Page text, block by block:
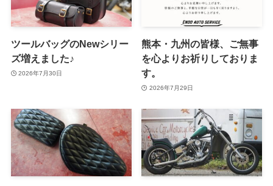
ツールバッグのNewシリー
ズ増えました♪
2026年7月30日
熊本・九州の皆様、ご無事
を心よりお祈りしておりま
す。
2026年7月29日